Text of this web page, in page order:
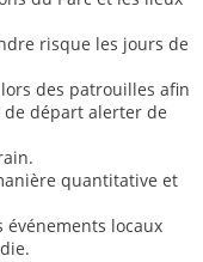
risque les jours de
des patrouilles afin
départ alerter de
quantitative et
locaux